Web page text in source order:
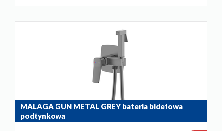
MALAGA GUN METAL GREY bateria bidetowa
podtynkowa